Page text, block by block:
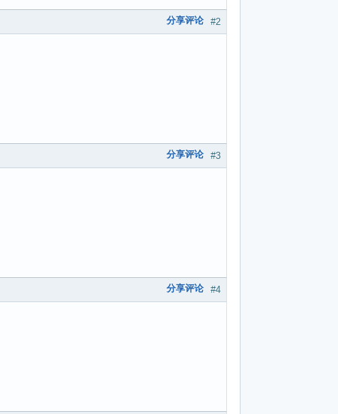
#2
分享评论
#3
分享评论
#4
分享评论